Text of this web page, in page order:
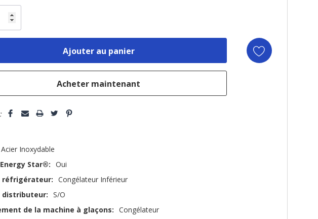
Acier Inoxydable
Star®: Oui
réfrigérateur: Congélateur Inférieur
distributeur: S/O
de la machine à glaçons: Congélateur